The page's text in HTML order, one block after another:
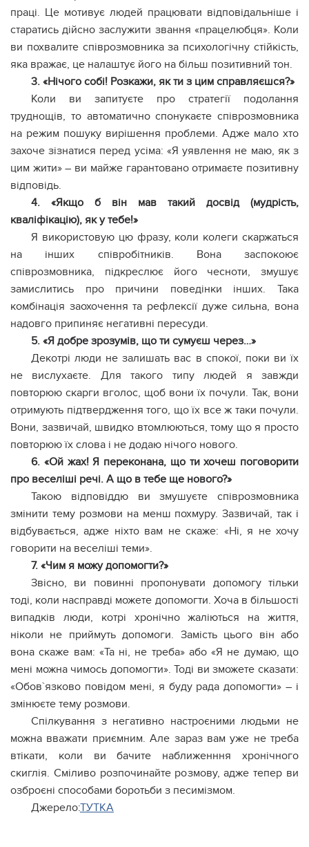
праці. Це мотивує людей працювати відповідальніше і
старатись дійсно заслужити звання «працелюбця». Коли
ви похвалите співрозмовника за психологічну стійкість,
яка вражає, це налаштує його на більш позитивний тон.
3. «Нічого собі! Розкажи, як ти з цим справляєшся?»
Коли ви запитуєте про стратегії подолання
труднощів, то автоматично спонукаєте співрозмовника
на режим пошуку вирішення проблеми. Адже мало хто
захоче зізнатися перед усіма: «Я уявлення не маю, як з
цим жити» – ви майже гарантовано отримаєте позитивну
відповідь.
4. «Якщо б він мав такий досвід (мудрість,
кваліфікацію), як у тебе!»
Я використовую цю фразу, коли колеги скаржаться
на інших співробітників. Вона заспокоює
співрозмовника, підкреслює його чесноти, змушує
замислитись про причини поведінки інших. Така
комбінація заохочення та рефлексії дуже сильна, вона
надовго припиняє негативні пересуди.
5. «Я добре зрозумів, що ти сумуєш через…»
Декотрі люди не залишать вас в спокої, поки ви їх
не вислухаєте. Для такого типу людей я завжди
повторюю скарги вголос, щоб вони їх почули. Так, вони
отримують підтвердження того, що їх все ж таки почули.
Вони, зазвичай, швидко втомлюються, тому що я просто
повторюю їх слова і не додаю нічого нового.
6. «Ой жах! Я переконана, що ти хочеш поговорити
про веселіші речі. А що в тебе ще нового?»
Такою відповіддю ви змушуєте співрозмовника
змінити тему розмови на менш похмуру. Зазвичай, так і
відбувається, адже ніхто вам не скаже: «Ні, я не хочу
говорити на веселіші теми».
7. «Чим я можу допомогти?»
Звісно, ви повинні пропонувати допомогу тільки
тоді, коли насправді можете допомогти. Хоча в більшості
випадків люди, котрі хронічно жаліються на життя,
ніколи не приймуть допомоги. Замість цього він або
вона скаже вам: «Та ні, не треба» або «Я не думаю, що
мені можна чимось допомогти». Тоді ви зможете сказати:
«Обов`язково повідом мені, я буду рада допомогти» – і
змінюєте тему розмови.
Спілкування з негативно настроєними людьми не
можна вважати приємним. Але зараз вам уже не треба
втікати, коли ви бачите наближенння хронічного
скиглія. Сміливо розпочинайте розмову, адже тепер ви
озброєні способами боротьби з песимізмом.
Джерело:ТУТКА